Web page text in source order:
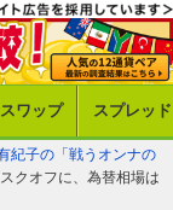
スワップ スプレッド
紀子の「戦うオンナの
クオフに、為替相場は